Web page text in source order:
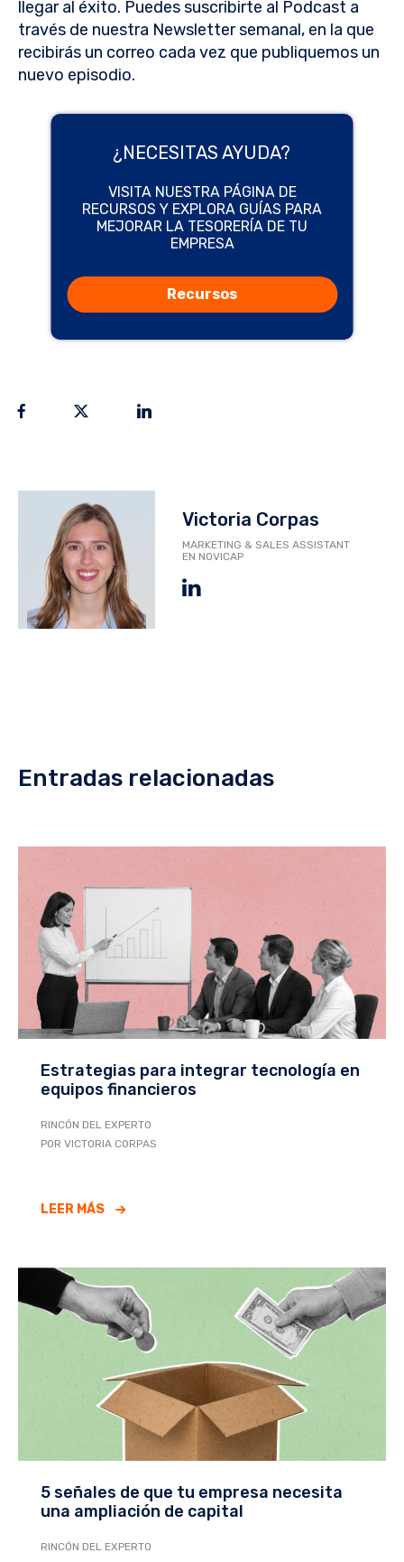
llegar al éxito. Puedes suscribirte al Podcast a
través de nuestra Newsletter semanal, en la que
recibirás un correo cada vez que publiquemos un
nuevo episodio.
¿NECESITAS AYUDA?
VISITA NUESTRA PÁGINA DE
RECURSOS Y EXPLORA GUÍAS PARA
MEJORAR LA TESORERÍA DE TU
EMPRESA
Recursos
Victoria Corpas
MARKETING & SALES ASSISTANT
EN NOVICAP
Entradas relacionadas
Estrategias para integrar tecnología en
equipos financieros
RINCÓN DEL EXPERTO
POR VICTORIA CORPAS
LEER MÁS
5 señales de que tu empresa necesita
una ampliación de capital
RINCÓN DEL EXPERTO